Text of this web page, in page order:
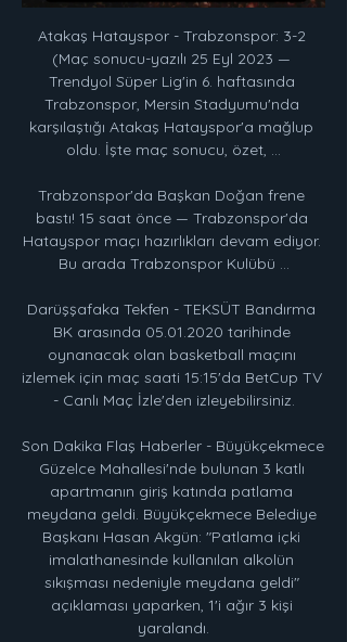
Atakaş Hatayspor - Trabzonspor: 3-2 (Maç sonucu-yazılı 25 Eyl 2023 — Trendyol Süper Lig'in 6. haftasında Trabzonspor, Mersin Stadyumu'nda karşılaştığı Atakaş Hatayspor'a mağlup oldu. İşte maç sonucu, özet, ...

Trabzonspor'da Başkan Doğan frene bastı! 15 saat önce — Trabzonspor'da Hatayspor maçı hazırlıkları devam ediyor. Bu arada Trabzonspor Kulübü ...

Darüşşafaka Tekfen - TEKSÜT Bandırma BK arasında 05.01.2020 tarihinde oynanacak olan basketball maçını izlemek için maç saati 15:15'da BetCup TV - Canlı Maç İzle'den izleyebilirsiniz.

Son Dakika Flaş Haberler - Büyükçekmece Güzelce Mahallesi'nde bulunan 3 katlı apartmanın giriş katında patlama meydana geldi. Büyükçekmece Belediye Başkanı Hasan Akgün: "Patlama içki imalathanesinde kullanılan alkolün sıkışması nedeniyle meydana geldi" açıklaması yaparken, 1'i ağır 3 kişi yaralandı.

Piserro Kahramanmaraşspor - Kardemir Karabükspor: 1-0 (Maç Özeti) TFF 2'nci Lig Kırmızı Grup'un 14'üncü haftasında Piserro Kahramanmaraşspor, sahasında konuk ettiği Kardemir Karabükspor'u 1 …

Beşiktaş Maçı Hangi Kanalda? Saat Kaçta? Beşiktaş maçlarının ileriye dönük 30 günlük programı listelenmiştir. Sporekrani.com ve Spor Ekranı mobil uygulamaları aracılığıyla Beşiktaş maçlarının hangi kanalda yayınlandığını takip edeblilirsiniz.

Fatsa Belediyespor ve Ofspor takımları arasındaki maçlar nasıl sonuçlandı, hangi takım daha fazla kazandı? Fatsa Belediyespor ve Ofspor takımları arasındaki tüm karşılaştırmaları.

Sarıyer SK Eyüpspor canlı maç skoru (ve çevrimiçi canlı video yayını) 23.2.2019. günü UTC zamanıyla saat 10:30 da Turkey in Istanbul, Yusuf Ziya Öniş Stadium içinde TFF 2. Lig, Beyaz Grup, Turkey.

Trabzonspor | Trabzon Trabzonspor. 1022354 likes · 24655 talking about this. Trabzonspor Kulübü Resmi Facebook Sayfası (Official Facebook Page of Trabzonspor) Atakaş Hatayspor maçı ...

İstanbul Sarıyer Dini Yayın Radyoları Canlı Radyo Dinle radyolari listesi burada İstanbul Sarıyer Dini Yayın Radyoları Canlı Radyo Dinle türünde pop arabeks ozgun fantazi yabanci yayin …

Erkek Milli Takımlar Başantrenörü Emanuele Zanini, ilk etabı 17-18-19 Haziran tarihlerinde İzmir’de oynanacak olan Dünya Ligi’ne hazırlanan A Erkek Milli Voleybol Takımı’nın geniş aday kadrosunu açıkladı.

Son Dakika Flaş Haberler - Ankara'da, Hacettepe Teknokent AŞ ile ilgili Fetullahçı Terör Örgütü/Paralel Devlet Yapılanması (FETÖ/PDY) soruşturması kapsamında Ankara ve İstanbul'da haklarında gözaltı kararı verilen 9 şüpheliden 4'ü yakalandı. - Sayfa 1. canlı yayın; yayın akışı.

Tarsus İdman Yurdu:1 Yılport Samsunspor:2 (Maç Sonucu) TFF 2. Lig Beyaz Grubun 21. haftasında Yılport Samsunspor, Tarsus İdman Yurdu’nu 2-1 mağlup etti.

Arama motoru alanında giderek yükselen bir isim olan Yandex, Üç Büyükler için özel olarak tasarladığı Yandex Browser Beşiktaş, Yandex Browser Galatasaray ve Yandex Browser Fenerbahçe tarayıcılarını yenileyerek daha da kullanışlı hale getirildi.Yandex'in uzun bir süre önce kullanıcıların beğenisine sunduğu bu özel tarayıcılar Galatasaray, Beşiktaş ve Fenerbahçe.

TFF 1. Lig play-off yarı final ilk maçında Bursaspor ile Adana Demirspor 0-0 berabere kaldı. Karşılaşmanın rövanşı ise 26 Temmuz Pazar günü Adana yapılacak.

Gençlerbirliği - Başakşehir maçını canlı, şifresiz izlemek isteyen sporseverler, internet ortamında 'Gençlerbirliği - Başakşehir canlı izle, Gençlerbirliği - Başakşehirşifrsiz izle, Gençlerbirliği - Başakşehir beIN Sports izle' araştırması yapmaya başladı.

A. Hatayspor 1 - 1 Trabzonspor Maç Sonu | @NTVSpor YouTube YouTube 43:45 YouTube NTV Spor 6 May 2022 6 May 2022

Fenerbahçe U21 Takımı, Fenerbahçe Spor Kulübünün TFF A2 Ligi'nde bulunan futbol takımıdır. İç saha maçlarını Fenerbahçe Dereağzı Lefter Küçükandonyadis Tesisleri'nde bulunan sahada yapmaktadır. Fenerbahçe A2 Futbol Takımı'nın 4 A2 Ligi şampiyonluğu, 12 B Takımlar İstanbul Ligi şampiyonluğu, 18 Gençler İstanbul Ligi şampiyonluğu ve bir kez de Olympia Laupheim.

süper lig 2019-2020 sezonu 21. haftası itibariyle ilk 7'de bulunan takımları en çok üzen takım durumundadır. beşiktaş hariç tüm takımlara karşı birer kez oynayan göztepe, ilk 7'den galatasaray, beşiktaş, trabzon ve alanya'yı mağlup etmiş ve fenLive Stream Data Google Play. VIP. Buy VIP Dropping Odds Gone Odds. API Pricing ⚽ Fußball ⚽ Fußball Cricket Rugby Union American Football Tennis Snooker ⚾ Baseball.

Adana Demirspor, Bursaspor, Akhisarspor ve Fatih Karagümrük takımları play-off mücadelesi verecek. Play-off eşleşmeleri ve maçların hangi tarihte oynanacağı da belli oldu. Geçtiğimiz yıl Süper Lig'den düşen Akhisarspor ile 2. Lig'den çıkan Fatih Karagümrük, TFF 1. Lig play-off yarı finalinde karşı karşıya gelecek.

Belediye Derincespor - Karşıyaka maçı ne zaman, nerede, saat kaçta, hangi kanalda? 68 Aksaray Belediyespor - 1928 Bucaspor maçı ne zaman, nerede, saat kaçta, hangi kanalda?

2019-9-26 · 4-2 Galatasaray Göztepe 1-0 Yeni Malatyaspor [aet, 3-5 pen] [Feb 28] Kasımpaşa 1-2 Akhisarspor Semifinals First Legs [Apr 2] Galatasaray 0-0 Yeni Malatyaspor [Apr 3] Ümraniyespor 0-1 [Apr 24] Akhisarspor 1-0 Ümraniyespor [Apr 25.

ATAKAŞ HATAYSPOR TRABZONSPOR A.Ş. ATAKAŞ HATAYSPOR TRABZONSPOR A.Ş. - Türkiye Futbol Federasyonu Resmi İnternet Sitesi - Milli Takımlar, Süper Lig, Puan cetveli, Fikstür,TFF 1. Lig, TFF 2.

Yenisey Krasnoyarsk son dakika transfer haberleri, Yenisey Krasnoyarsk fikstürü, maç sonuçları, kadrosu, puan durumu ve daha fazlası için www.tr.beinsports.com.tr adresini ziyaret edin. …

Anadolu Bagcilar Spor takımının kadrosu, teknik direktörü, sakat ve cezalı futbolcuları, fikstür ve sonuçları Yeniasır.com.tr canlı skor sayfasında bulabilirsiniz.

Fox Ana Haber Canlı İzle 01 Ocak 2020 - Fatih Portakal ile Fox Ana Haber. Türkiye'nin en çok izlenen haber bültenlerinden biri olan Fatih Portakal İle Fox Ana Haber günün en sıcak gelişmelerini ve haberlerin perde arkasına ilişkin detayları yakından takip etmenizi sağlıyor.

Haberimizden, Adana Demirspor ile Fatih Karagümrük'ü karşı karşıya getirecek olşan TFF 1. Lig Play-Off finali hakkında bilgi edinebilir; zorlu geçmesi beklenen mücadelenin canlı yayın.

Trabzonspor, Hatayspor Maçına Odaklandı: Abdullah Avcı 12 saat önce — Trabzonspor, Hatayspor Maçına Odaklandı: Abdullah Avcı Takımı Motive Ediyor Teknik direktör Abdullah Avcı da kritik Hatay maçı öncesi ...

Türkiye Futbol Federasyonu, korona virüs tedbirleri kapsamında ertelenen TFF 1. Lig'de 29, 30, 31 ve 32. hafta karşılaşmalarının programını açıkladı. 1. Lig, 19. Haziran Cuma günü oynanacak Giresunspor-Adanaspor ve İstanbulspor-Hatayspor maçları ile başlayacak.

İstanbul Teknik Üniversitesi (İTÜ) Rektörü Prof. Dr. Mehmet Karaca ve Doğa Koleji Yönetim Kurulu Başkanı Serhat Özeren, Doğa Kolejinin Türkiye genelindeki tüm eğitim yöneticileri ile tanışma toplantısında bir araya geldi.Tanışma toplantısında, Doğa Kolejinin İstanbul Teknik Üniversitesi’nin desteğini alarak yeni bir döneme başladığı vurgulandı.

Hatayspor, Trabzonspor maçı hazırlıklarını tamamladı 12 saat önce — Bordo-beyazlılar, TFF Riva Hasan Doğan Milli Takımlar Kamp ve Eğitim Tesisleri'nde Teknik Direktör Volkan Demirel yönetiminde 1 saat antrenman ...

Pınar Karşıyaka, Fenerbahçe Beko'yu 68-57 Mağlup Etti Semih Erden Haberleri - ING Basketbol Süper Ligi’nin 10. haftasında Pınar Karşıyaka, sahasında Fenerbahçe Beko’yu 68-57.

Euroleague’in 3. haftasında Anadolu Efes, konuk olduğu İspanya temsilcisi Valencia Basket’i 83-78 mağlup etti. Valencia kentindeki La Fonteta Spor Salonu’nda oynanan mücadeleye iyi başlayan ev sahibi Valencia Basket, ilk çeyreğini 27-23 önde geçtiği mücadelenin devre arasına da 46-39 üstünlükle girdi.

Mücedele edecek iki takım 9 aralık 2017 tarihinde saat 13:00'da canlı yayın olarak bein sport ekranlarından izlenebilecek. Karşılaşmanın heyecanlı geçeceği gözlemlenirken Erzurumspor Adana Demirspor maçının tm detayları yakında güncellenip eklenecektir.

Besiktas galatasaray live stream justin tv. Datum van publicatie: 11.12.2018. Yapmanız gereken bilgisayar, akıllı telefon gibi cihazlarınızdan internete bağlanmak ve ücretsiz yayın akışı sunan web sitelerine ulaşmaktır.

SARI KARTLAR: Polat, Taygun (Kızılcabölükspor) - Birkan, Muhammed, Hüseyin Sapsağlam, Ali Can (Tokatspor) TFF 3'üncü Lig 1'inci Grup'ta Kızılcabölükspor, sahasında Tokatspor’u Ertuğrul, Mustafa Ethem ve Taygun’un kaydettiği gollerle 3-0 mağlup etti.

Başakşehir Göztepe ibfk İstanbul Başakşehir maçı izle İstanbul Başakşehir son dakika haberleri İstanbul Başakşehir tv Medipol transfer haberi İstanbul Başakşehir transfer İstanbul Başakşehir Watch. admin. Ocak 2, 2020 Watch Takımımız Minik Yiğidoları Konuk Etti.. Süperlig Maç Özetleri.

Sarıyer ve Hacettepe SK takımları arasındaki maçlar nasıl sonuçlandı, hangi takım daha fazla kazandı? Sarıyer ve Hacettepe SK takımları arasındaki tüm karşılaştırmaları Fotomac.com.tr canlı skor sayfasından takip edebilirsiniz.

Menemen'de derbi zamanı. TFF 1. Lig'de 26. hafta mücadelesinde Ekol Göz Menemenspor yarın İzmir derbisinde Altay'ı konuk edecek. Menemen İlçe Stadı'nda saat 19.00'da başlayacak müsabakayı Emre Malok yönetecek.

Sarıyer SK Sakaryaspor canlı maç skoru (ve çevrimiçi canlı video yayını) 21.5.2019. günü UTC zamanıyla saat 13:00 da Turkey in Istanbul, Yusuf Ziya Öniş Stadium içinde TFF 2. Lig, Promotion Playoffs, Turkey.

Samsunspor Hacettepe maçı canlı yayın nasıl izlerim? - Samsunspor Canlı Yayın Haberleri TFF 2.Ligin 12. Haftasında Hacettepe ile karşılaşacak olan Yılport Samsunspor'da taraftarlar maçı canlı …

Fikstür sayfasında Lech Poznań II takımının güncel ve geçmiş sezonlarına ait maç fikstürüne ulaşabilirsiniz. Yapacağınız turnuva seçimine göre, Lech Poznań II takımının bu turnuvalarda aldığı sonuçlar önünüze gelecektir. Tercih etmeniz halinde ev sahibi ve …

Beşiktaş Galatasaray maçı ne zaman hangi kanalda saat kaçta? 12 Ağustos 2016 Cuma 09:45 - Son Güncelleme 12 Ağustos 2016 Cuma 10:45 Spor Toto Süper Lig'de gelecek hafta başlayacak 2016.

Adana Demirspor Bursaspor maçı canlı izleme linki CANLI İZLEMEK İÇİN TIKLAYIN ! Ligde aldığı üst